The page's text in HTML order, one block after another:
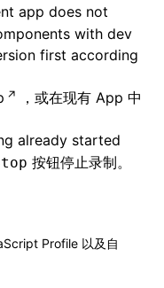
app does not
with dev
first according
，或在现有 App 中
already started
按钮停止录制。
Profile 以及自